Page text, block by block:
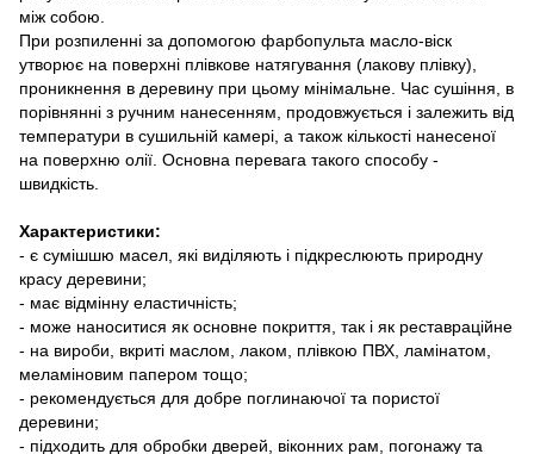
між собою.
При розпиленні за допомогою фарбопульта масло-віск
утворює на поверхні плівкове натягування (лакову плівку),
проникнення в деревину при цьому мінімальне. Час сушіння, в
порівнянні з ручним нанесенням, продовжується і залежить від
температури в сушильній камері, а також кількості нанесеної
на поверхню олії. Основна перевага такого способу -
швидкість.
Характеристики:
- є сумішшю масел, які виділяють і підкреслюють природну
красу деревини;
- має відмінну еластичність;
- може наноситися як основне покриття, так і як реставраційне
- на вироби, вкриті маслом, лаком, плівкою ПВХ, ламінатом,
меламіновим папером тощо;
- рекомендується для добре поглинаючої та пористої
деревини;
- підходить для обробки дверей, віконних рам, погонажу та